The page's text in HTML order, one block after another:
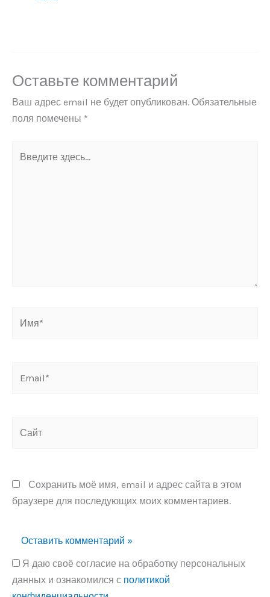
Оставьте комментарий
Ваш адрес email не будет опубликован. Обязательные
поля помечены *
здесь...
Сохранить моё имя, email и адрес сайта в этом
браузере для последующих моих комментариев.
Я даю своё согласие на обработку персональных
данных и ознакомился с политикой